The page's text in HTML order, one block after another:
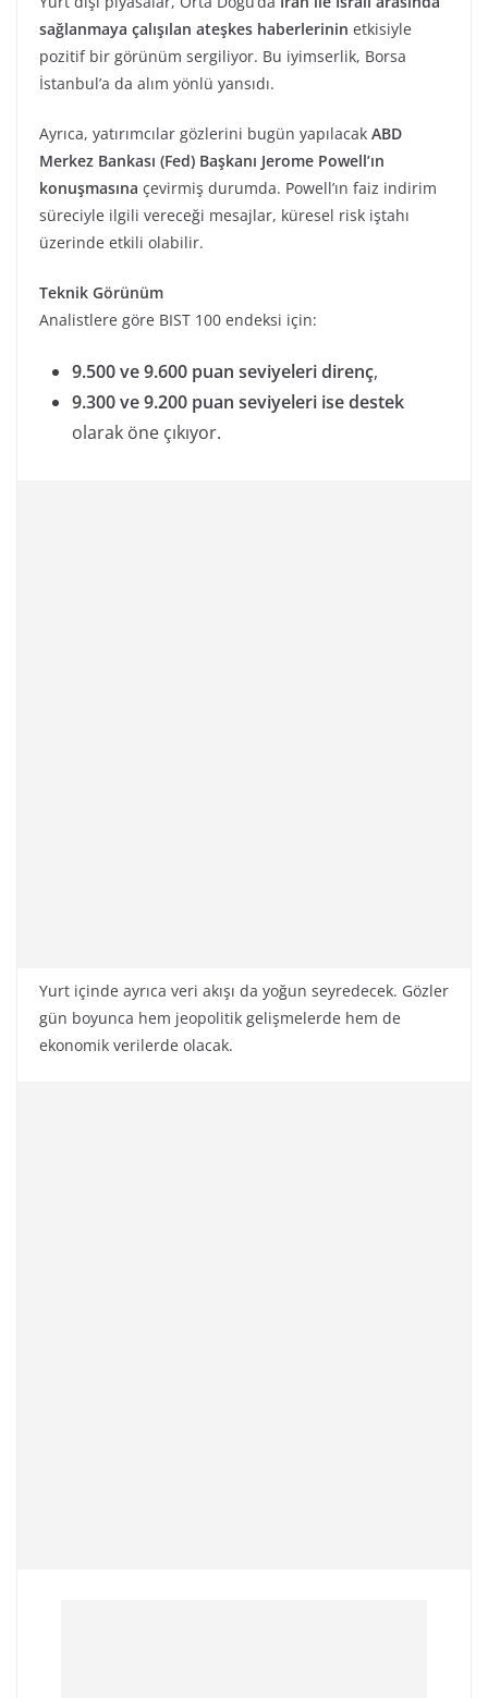
sağlanmaya çalışılan ateşkes haberlerinin etkisiyle
pozitif bir görünüm sergiliyor. Bu iyimserlik, Borsa
İstanbul’a da alım yönlü yansıdı.
Ayrıca, yatırımcılar gözlerini bugün yapılacak ABD
Merkez Bankası (Fed) Başkanı Jerome Powell’ın
konuşmasına çevirmiş durumda. Powell’ın faiz indirim
süreciyle ilgili vereceği mesajlar, küresel risk iştahı
üzerinde etkili olabilir.
Teknik Görünüm
Analistlere göre BIST 100 endeksi için:
9.500 ve 9.600 puan seviyeleri direnç,
9.300 ve 9.200 puan seviyeleri ise destek
olarak öne çıkıyor.
Yurt içinde ayrıca veri akışı da yoğun seyredecek. Gözler
gün boyunca hem jeopolitik gelişmelerde hem de
ekonomik verilerde olacak.